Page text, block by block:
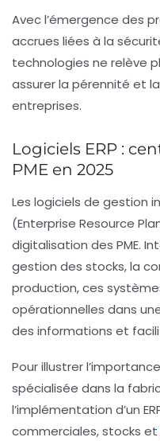
Avec l’émergence des
accrues liées à la
technologies ne relève
assurer la pérennité et
entreprises.
Logiciels ERP :
PME en 2025
Les logiciels de gestion
(Enterprise Resource
digitalisation des PME.
gestion des stocks, la
production, ces
opérationnelles dans
des informations et
Pour illustrer
spécialisée dans la
l’implémentation d’un
commerciales, stocks et